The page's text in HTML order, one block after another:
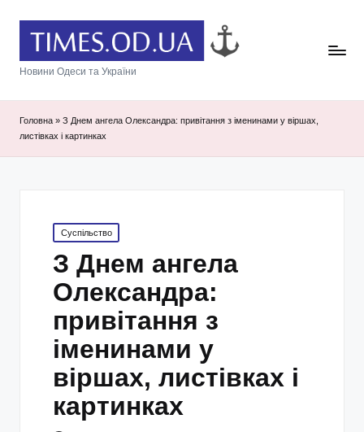
Новини Одеси та України
Головна » З Днем ангела Олександра: привітання з іменинами у віршах,
листівках і картинках
Posted
in
Суспільство
З Днем ангела
Олександра:
привітання з
іменинами у
віршах, листівках і
картинках